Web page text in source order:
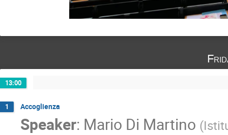
13:00
1 Accoglienza
Speaker: Mario Di Martino (